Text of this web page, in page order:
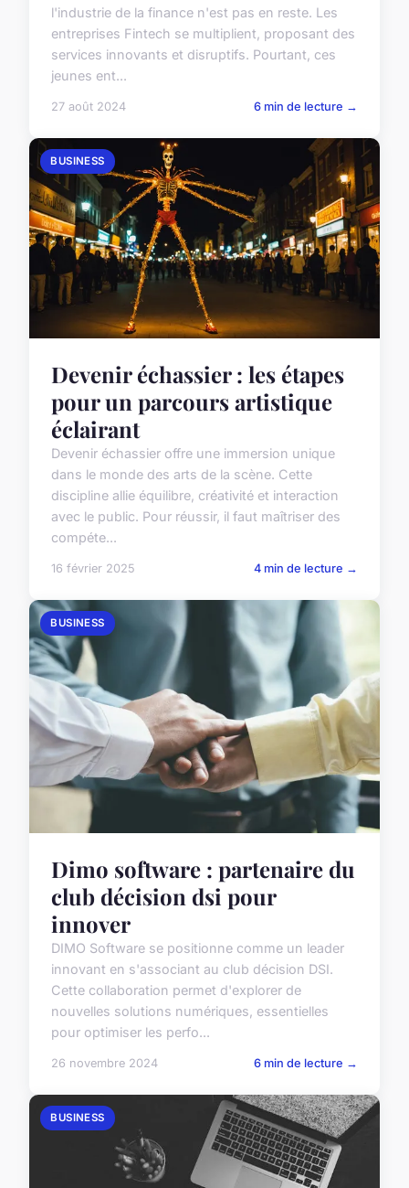
l'industrie de la finance n'est pas en reste. Les
entreprises Fintech se multiplient, proposant des
services innovants et disruptifs. Pourtant, ces
jeunes ent...
27 août 2024 6 min de lecture →
BUSINESS
Devenir échassier : les étapes
pour un parcours artistique
éclairant
Devenir échassier offre une immersion unique
dans le monde des arts de la scène. Cette
discipline allie équilibre, créativité et interaction
avec le public. Pour réussir, il faut maîtriser des
compéte...
16 février 2025 4 min de lecture →
BUSINESS
Dimo software : partenaire du
club décision dsi pour
innover
DIMO Software se positionne comme un leader
innovant en s'associant au club décision DSI.
Cette collaboration permet d'explorer de
nouvelles solutions numériques, essentielles
pour optimiser les perfo...
26 novembre 2024 6 min de lecture →
BUSINESS